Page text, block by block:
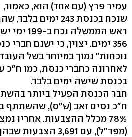
עמיר פרץ (עם אחד) הוא,
ראש
356 ימים. יצוין, כי ישנם
נוכחות" נמוך במיוחד בשל
לאחרונה כחברי כנסת, כמו ח"כ
בכנסת שישה ימים בלבד.
חבר הכנסת הפעיל ביותר
78% מכלל ההצבעות. אחריו
(מפד"ל), עם 3,691